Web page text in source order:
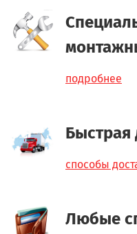
подробнее
Быстрая
способы
Любые